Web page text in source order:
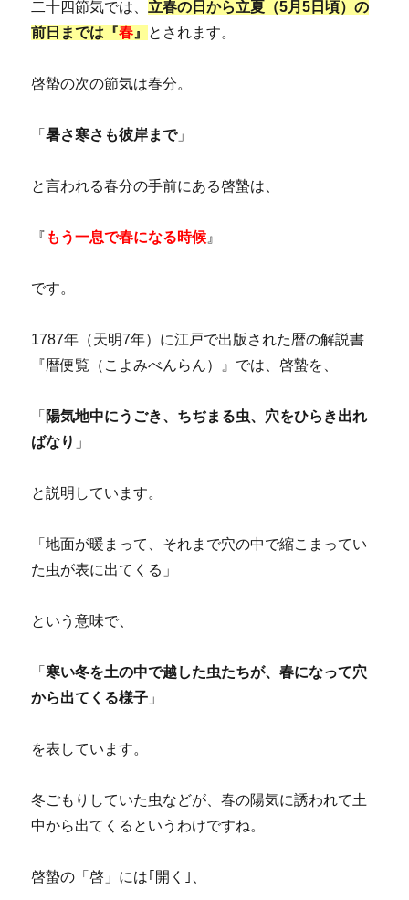
二十四節気では、 立春の日から立夏（5月5日頃）の
前日までは『春 』 とされます。
啓蟄の次の節気は春分。
「暑さ寒さも彼岸まで」
と言われる春分の手前にある啓蟄は、
『 もう一息で春になる時候 』
です。
1787年（天明7年）に江戸で出版された暦の解説書
『暦便覧（こよみべんらん）』では、啓蟄を、
「 陽気地中にうごき、ちぢまる虫、穴をひらき出れ
ばなり 」
と説明しています。
「地面が暖まって、それまで穴の中で縮こまってい
た虫が表に出てくる」
という意味で、
「寒い冬を土の中で越した虫たちが、春になって穴
から出てくる様子 」
を表しています。
冬ごもりしていた虫などが、春の陽気に誘われて土
中から出てくるというわけですね。
啓蟄の「啓」には｢開く｣、